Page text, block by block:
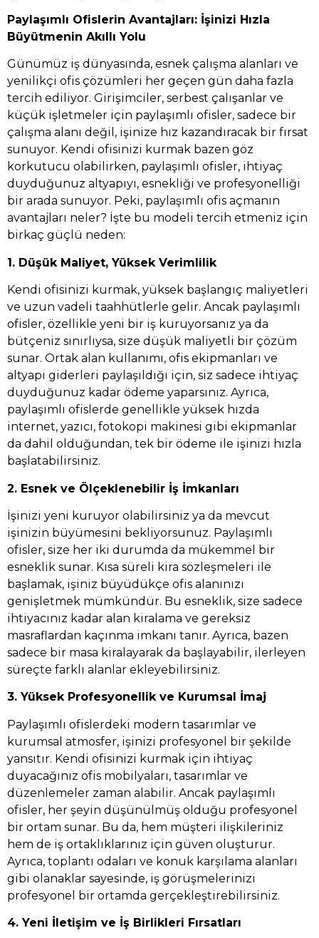
Paylaşımlı Ofislerin Avantajları: İşinizi Hızla
Büyütmenin Akıllı Yolu
Günümüz iş dünyasında, esnek çalışma alanları ve
yenilikçi ofis çözümleri her geçen gün daha fazla
tercih ediliyor. Girişimciler, serbest çalışanlar ve
küçük işletmeler için paylaşımlı ofisler, sadece bir
çalışma alanı değil, işinize hız kazandıracak bir fırsat
sunuyor. Kendi ofisinizi kurmak bazen göz
korkutucu olabilirken, paylaşımlı ofisler, ihtiyaç
duyduğunuz altyapıyı, esnekliği ve profesyonelliği
bir arada sunuyor. Peki, paylaşımlı ofis açmanın
avantajları neler? İşte bu modeli tercih etmeniz için
birkaç güçlü neden:
1. Düşük Maliyet, Yüksek Verimlilik
Kendi ofisinizi kurmak, yüksek başlangıç maliyetleri
ve uzun vadeli taahhütlerle gelir. Ancak paylaşımlı
ofisler, özellikle yeni bir iş kuruyorsanız ya da
bütçeniz sınırlıysa, size düşük maliyetli bir çözüm
sunar. Ortak alan kullanımı, ofis ekipmanları ve
altyapı giderleri paylaşıldığı için, siz sadece ihtiyaç
duyduğunuz kadar ödeme yaparsınız. Ayrıca,
paylaşımlı ofislerde genellikle yüksek hızda
internet, yazıcı, fotokopi makinesi gibi ekipmanlar
da dahil olduğundan, tek bir ödeme ile işinizi hızla
başlatabilirsiniz.
2. Esnek ve Ölçeklenebilir İş İmkanları
İşinizi yeni kuruyor olabilirsiniz ya da mevcut
işinizin büyümesini bekliyorsunuz. Paylaşımlı
ofisler, size her iki durumda da mükemmel bir
esneklik sunar. Kısa süreli kira sözleşmeleri ile
başlamak, işiniz büyüdükçe ofis alanınızı
genişletmek mümkündür. Bu esneklik, size sadece
ihtiyacınız kadar alan kiralama ve gereksiz
masraflardan kaçınma imkanı tanır. Ayrıca, bazen
sadece bir masa kiralayarak da başlayabilir, ilerleyen
süreçte farklı alanlar ekleyebilirsiniz.
3. Yüksek Profesyonellik ve Kurumsal İmaj
Paylaşımlı ofislerdeki modern tasarımlar ve
kurumsal atmosfer, işinizi profesyonel bir şekilde
yansıtır. Kendi ofisinizi kurmak için ihtiyaç
duyacağınız ofis mobilyaları, tasarımlar ve
düzenlemeler zaman alabilir. Ancak paylaşımlı
ofisler, her şeyin düşünülmüş olduğu profesyonel
bir ortam sunar. Bu da, hem müşteri ilişkileriniz
hem de iş ortaklıklarınız için güven oluşturur.
Ayrıca, toplantı odaları ve konuk karşılama alanları
gibi olanaklar sayesinde, iş görüşmelerinizi
profesyonel bir ortamda gerçekleştirebilirsiniz.
4. Yeni İletişim ve İş Birlikleri Fırsatları